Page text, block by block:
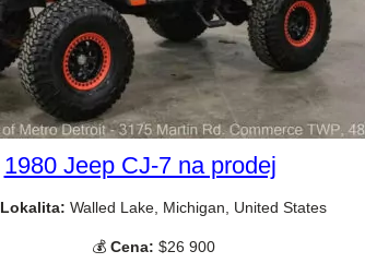
1980 Jeep CJ-7 na prodej
Lokalita: Walled Lake, Michigan, United States
💰 Cena: $26 900